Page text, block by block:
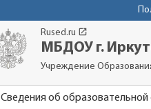
Rused.ru launch
МБДОУ г.
Учреждение
Сведения об образовательной